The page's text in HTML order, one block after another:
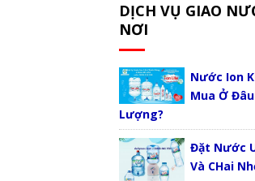
DỊCH VỤ GIAO
NƠI
Nước Ion
Mua Ở
Lượng?
Đặt Nước
Và CHai